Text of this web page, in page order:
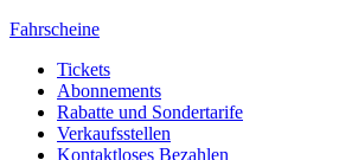
Fahrscheine
Tickets
Abonnements
Rabatte und Sondertarife
Verkaufsstellen
Kontaktloses Bezahlen